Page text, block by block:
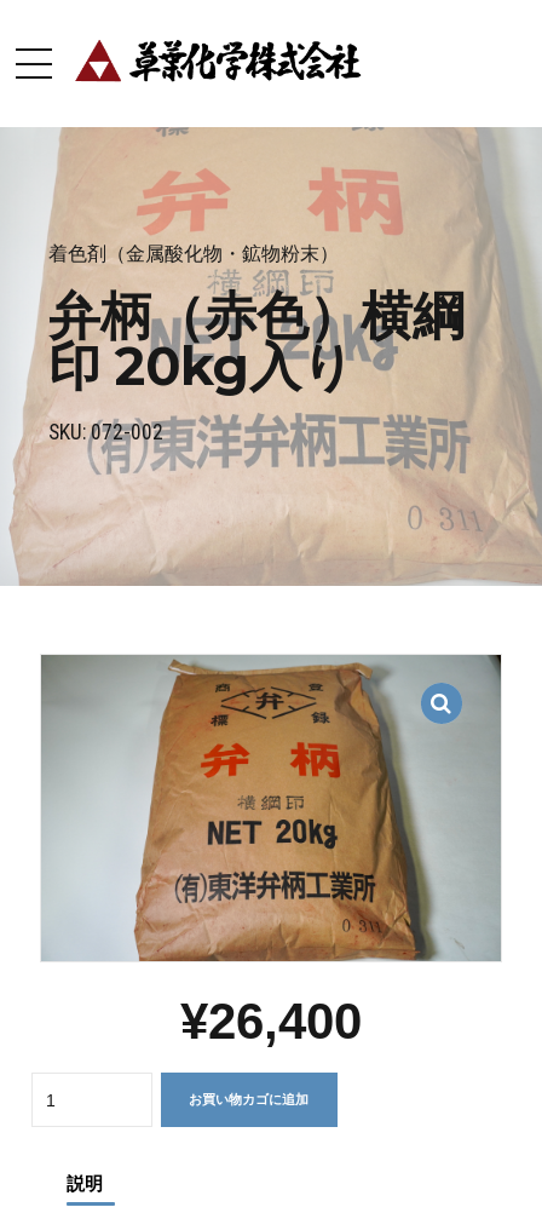
着色剤（金属酸化物・鉱物粉末）
弁柄（赤色）横綱
印 20kg入り
SKU: 072-002
¥26,400
お買い物カゴに追加
説明